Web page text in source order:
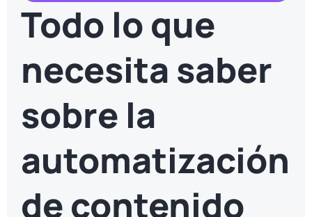
Todo lo que
necesita saber
sobre la
automatización
de contenido